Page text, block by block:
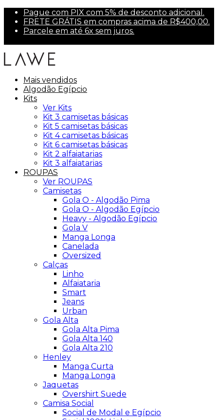
Pague com PIX com 5% de desconto adicional.
FRETE GRÁTIS em compras acima de R$400,00.
Parcele em até 6x sem juros.
Mais vendidos
Algodão Egípcio
Kits
Ver Kits
Kit 3 camisetas básicas
Kit 5 camisetas básicas
Kit 4 camisetas básicas
Kit 6 camisetas básicas
Kit 2 alfaiatarias
Kit 3 alfaiatarias
ROUPAS
Ver ROUPAS
Camisetas
Gola O - Algodão Pima
Gola O - Algodão Egípcio
Heavy - Algodão Egípcio
Gola V
Manga Longa
Canelada
Oversized
Calças
Linho
Alfaiataria
Smart
Jeans
Urban
Gola Alta
Gola Alta Pima
Gola Alta 140
Gola Alta 210
Henley
Manga Curta
Manga Longa
Jaquetas
Overshirt Suede
Camisa Social
Social de Modal e Egípcio